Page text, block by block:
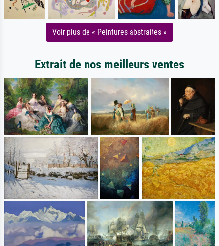
Voir plus de « Peintures abstraites »
Extrait de nos meilleurs ventes